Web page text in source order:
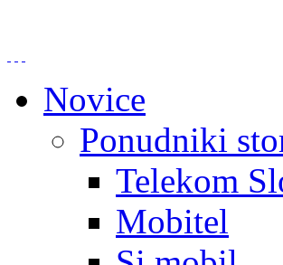
Novice
Ponudniki
Telekom
Mobitel